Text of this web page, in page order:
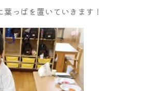
っぱを置いていきます！